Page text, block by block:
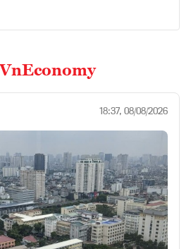
VnEconomy
18:37, 08/08/2026